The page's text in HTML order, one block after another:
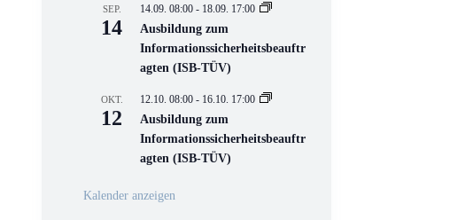
l
V
e
r
n
s
t
a
t
n
SEP.
14
14.09. 08:00 - 18.09. 17:00
Ausbildung zum
Informationssicherheitsbeauftr
agten (ISB-TÜV)
OKT.
12
12.10. 08:00 - 16.10. 17:00
Ausbildung zum
Informationssicherheitsbeauftr
agten (ISB-TÜV)
Kalender anzeigen